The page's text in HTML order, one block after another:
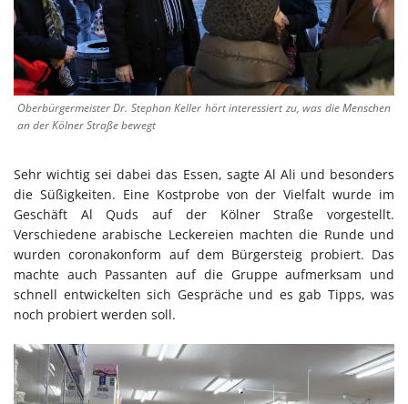
Oberbürgermeister Dr. Stephan Keller hört interessiert zu, was die Menschen
an der Kölner Straße bewegt
Sehr wichtig sei dabei das Essen, sagte Al Ali und besonders
die Süßigkeiten. Eine Kostprobe von der Vielfalt wurde im
Geschäft Al Quds auf der Kölner Straße vorgestellt.
Verschiedene arabische Leckereien machten die Runde und
wurden coronakonform auf dem Bürgersteig probiert. Das
machte auch Passanten auf die Gruppe aufmerksam und
schnell entwickelten sich Gespräche und es gab Tipps, was
noch probiert werden soll.